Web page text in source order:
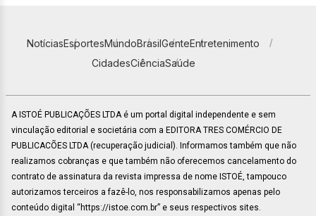
NotíciasEsportesMundoBrasilGenteEntretenimento
CidadesCiênciaSaúde
A ISTOÉ PUBLICAÇÕES LTDA é um portal digital independente e sem
vinculação editorial e societária com a EDITORA TRES COMÉRCIO DE
PUBLICACÕES LTDA (recuperação judicial). Informamos também que não
realizamos cobranças e que também não oferecemos cancelamento do
contrato de assinatura da revista impressa de nome ISTOÉ, tampouco
autorizamos terceiros a fazê-lo, nos responsabilizamos apenas pelo
conteúdo digital “https://istoe.com.br” e seus respectivos sites.